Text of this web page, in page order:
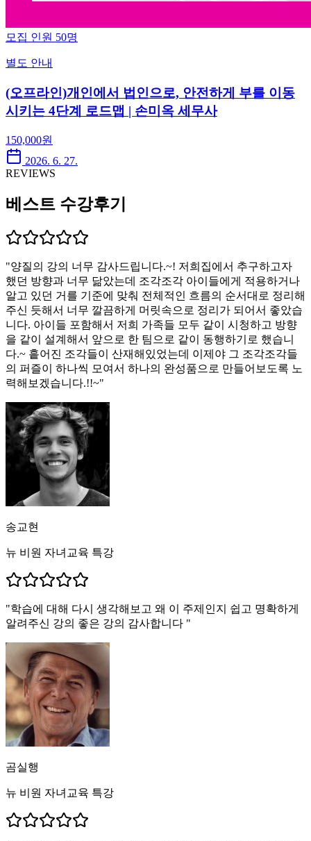
모집 인원 50명
별도 안내
(오프라인)개인에서 법인으로, 안전하게 부를 이동
시키는 4단계 로드맵 | 손미옥 세무사
150,000원
2026. 6. 27.
REVIEWS
베스트 수강후기
"양질의 강의 너무 감사드립니다.~! 저희집에서 추구하고자
했던 방향과 너무 닮았는데 조각조각 아이들에게 적용하거나
알고 있던 거를 기준에 맞춰 전체적인 흐름의 순서대로 정리해
주신 듯해서 너무 깔끔하게 머릿속으로 정리가 되어서 좋았습
니다. 아이들 포함해서 저희 가족들 모두 같이 시청하고 방향
을 같이 설계해서 앞으로 한 팀으로 같이 동행하기로 했습니
다.~ 흩어진 조각들이 산재해있었는데 이제야 그 조각조각들
의 퍼즐이 하나씩 모여서 하나의 완성품으로 만들어보도록 노
력해보겠습니다.!!~"
송교현
뉴 비원 자녀교육 특강
"학습에 대해 다시 생각해보고 왜 이 주제인지 쉽고 명확하게
알려주신 강의 좋은 강의 감사합니다 "
곰실행
뉴 비원 자녀교육 특강